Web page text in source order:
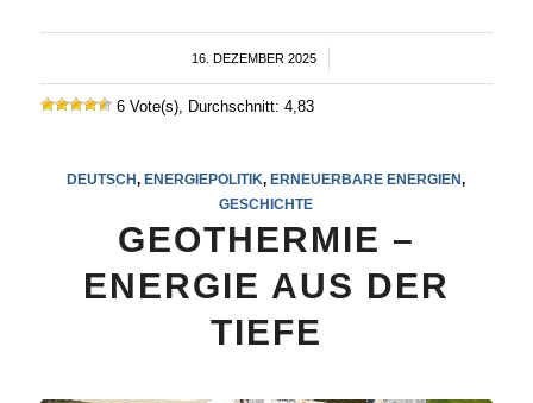
16. DEZEMBER 2025
/
6 Vote(s), Durchschnitt: 4,83
DEUTSCH,ENERGIEPOLITIK,ERNEUERBARE ENERGIEN,
GESCHICHTE
GEOTHERMIE –
ENERGIE AUS DER
TIEFE